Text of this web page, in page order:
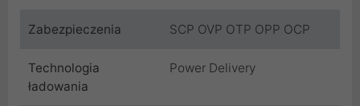
Zabezpieczenia SCP OVP OTP OPP OCP
Technologia
ładowania
Power Delivery